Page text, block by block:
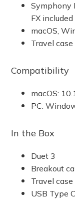
Symphony
FX included
macOS,
Travel
Compatibility
macOS:
PC:
In the Box
Duet 3
Breakout
Travel case
USB Type